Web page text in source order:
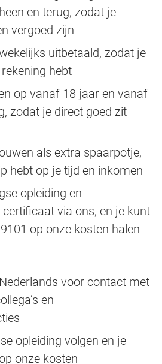
en terug, zodat je
vergoed zijn
uitbetaald, zodat je
hebt
op vanaf 18 jaar en vanaf
zodat je direct goed zit
als extra spaarpotje,
hebt op je tijd en inkomen
opleiding en
via ons, en je kunt
op onze kosten halen
voor contact met
en
opleiding volgen en je
onze kosten